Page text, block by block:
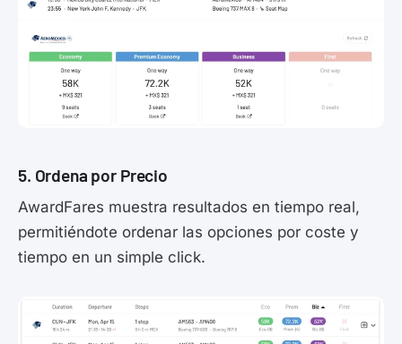
5. Ordena por Precio
AwardFares muestra resultados en tiempo real,
permitiéndote ordenar las opciones por coste y
tiempo en un simple click.